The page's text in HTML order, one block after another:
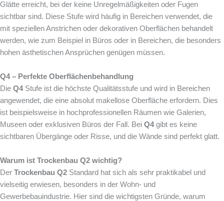
Glätte erreicht, bei der keine Unregelmäßigkeiten oder Fugen
sichtbar sind. Diese Stufe wird häufig in Bereichen verwendet, die
mit speziellen Anstrichen oder dekorativen Oberflächen behandelt
werden, wie zum Beispiel in Büros oder in Bereichen, die besonders
hohen ästhetischen Ansprüchen genügen müssen.
Q4 – Perfekte Oberflächenbehandlung
Die Q4Stufe ist die höchste Qualitätsstufe und wird in Bereichen
angewendet, die eine absolut makellose Oberfläche erfordern. Dies
ist beispielsweise in hochprofessionellen Räumen wie Galerien,
Museen oder exklusiven Büros der Fall. Bei Q4gibt es keine
sichtbaren Übergänge oder Risse, und die Wände sind perfekt glatt.
Warum ist Trockenbau Q2 wichtig?
Der Trockenbau Q2 Standard hat sich als sehr praktikabel und
vielseitig erwiesen, besonders in der Wohn- und
Gewerbebauindustrie. Hier sind die wichtigsten Gründe, warum